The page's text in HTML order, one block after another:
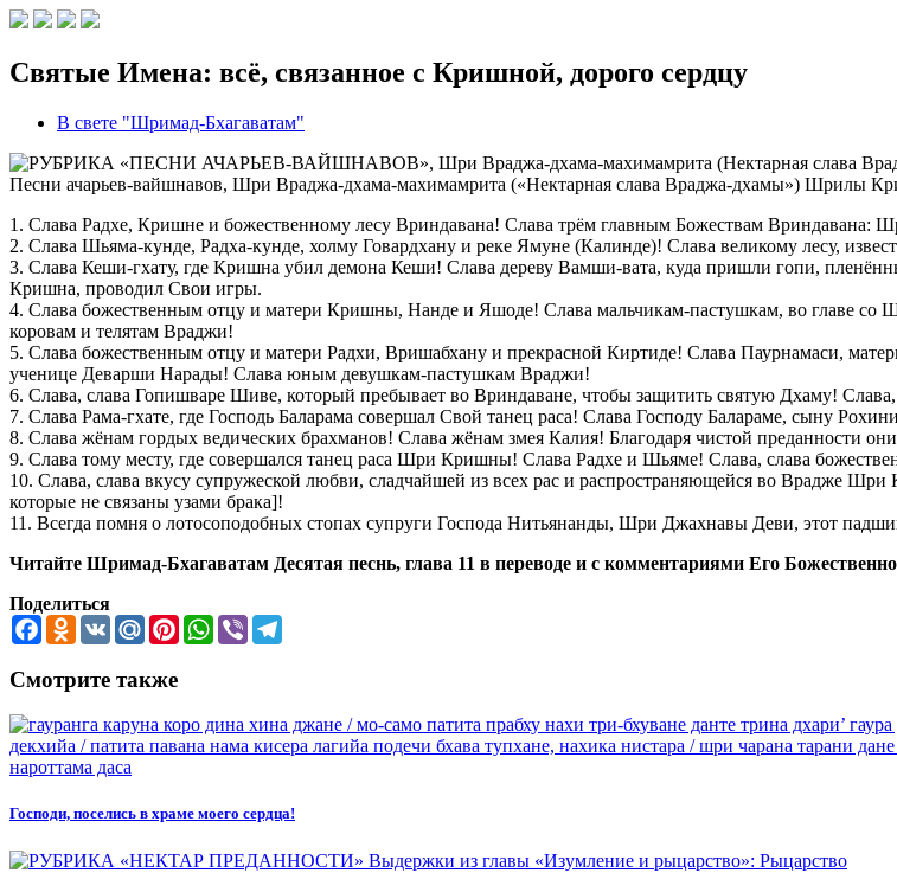
Святые Имена: всё, связанное с Кришной, дорого сердцу
В свете "Шримад-Бхагаватам"
Песни ачарьев-вайшнавов, Шри Враджа-дхама-махимамрита («Нектарная слава Враджа-дхамы») Шрилы
1. Слава Радхе, Кришне и божественному лесу Вриндавана! Слава трём главным Божествам Вриндавана:
2. Слава Шьяма-кунде, Радха-кунде, холму Говардхану и реке Ямуне (Калинде)! Слава великому лесу,
3. Слава Кеши-гхату, где Кришна убил демона Кеши! Слава дереву Вамши-вата, куда пришли гопи,
Кришна, проводил Свои игры.
4. Слава божественным отцу и матери Кришны, Нанде и Яшоде! Слава мальчикам-пастушкам, во главе
коровам и телятам Враджи!
5. Слава божественным отцу и матери Радхи, Вришабхану и прекрасной Киртиде! Слава Паурнамаси,
ученице Деварши Нарады! Слава юным девушкам-пастушкам Враджи!
6. Слава, слава Гопишваре Шиве, который пребывает во Вриндаване, чтобы защитить святую Дхаму!
7. Слава Рама-гхате, где Господь Баларама совершал Свой танец раса! Слава Господу Балараме, сыну
8. Слава жёнам гордых ведических брахманов! Слава жёнам змея Калия! Благодаря чистой преданности
9. Слава тому месту, где совершался танец раса Шри Кришны! Слава Радхе и Шьяме! Слава, слава
10. Слава, слава вкусу супружеской любви, сладчайшей из всех рас и распространяющейся во Врадже
которые не связаны узами брака]!
11. Всегда помня о лотосоподобных стопах супруги Господа Нитьянанды, Шри Джахнавы Деви, этот
Читайте Шримад-Бхагаватам Десятая песнь, глава 11 в переводе и с комментариями Его
Поделиться
FacebookOdnoklassniki
VK Mail.RuPinterestWhatsApp
Viber
Смотрите также
Господи, поселись в храме моего сердца!